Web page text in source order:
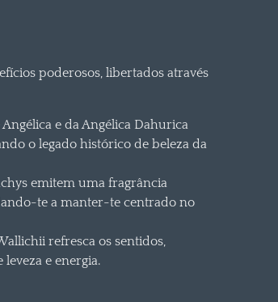
poderosos, libertados através
e da Angélica Dahurica
o legado histórico de beleza da
emitem uma fragrância
te a manter-te centrado no
refresca os sentidos,
e energia.